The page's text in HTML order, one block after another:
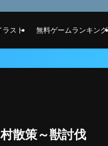
ラスト 無料ゲームランキング
散策～獣討伐